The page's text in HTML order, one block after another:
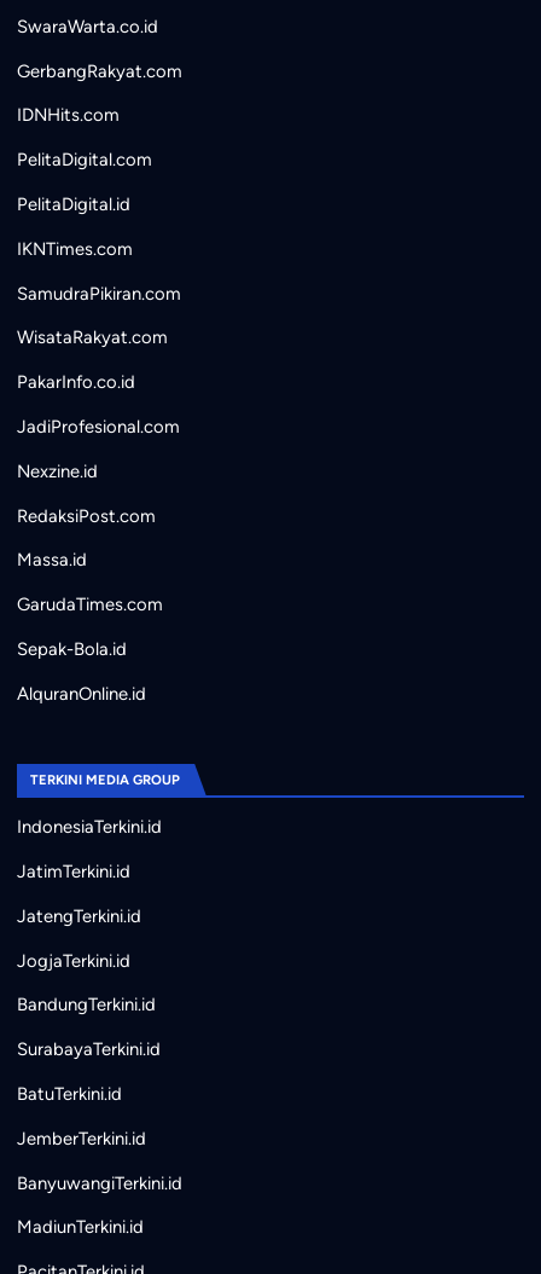
SwaraWarta.co.id
GerbangRakyat.com
IDNHits.com
PelitaDigital.com
PelitaDigital.id
IKNTimes.com
SamudraPikiran.com
WisataRakyat.com
PakarInfo.co.id
JadiProfesional.com
Nexzine.id
RedaksiPost.com
Massa.id
GarudaTimes.com
Sepak-Bola.id
AlquranOnline.id
TERKINI MEDIA GROUP
IndonesiaTerkini.id
JatimTerkini.id
JatengTerkini.id
JogjaTerkini.id
BandungTerkini.id
SurabayaTerkini.id
BatuTerkini.id
JemberTerkini.id
BanyuwangiTerkini.id
MadiunTerkini.id